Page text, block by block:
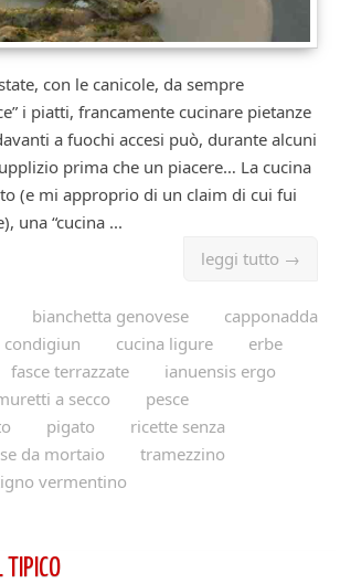
con le canicole, da sempre
i piatti, francamente cucinare pietanze
a fuochi accesi può, durante alcuni
prima che un piacere… La cucina
(e mi approprio di un claim di cui fui
una “cucina ...
leggi tutto →
bianchetta genovese
capponadda
condigiun cucina ligure
erbe
fasce terrazzate
ianuensis ergo
a secco
pesce
pigato
ricette senza
da mortaio
tramezzino
vermentino
TIPICO